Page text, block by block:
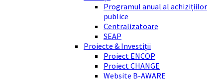
Programul anual al achizițiilor
publice
Centralizatoare
SEAP
Proiecte & Investiții
Proiect ENCOP
Proiect CHANGE
Website B-AWARE